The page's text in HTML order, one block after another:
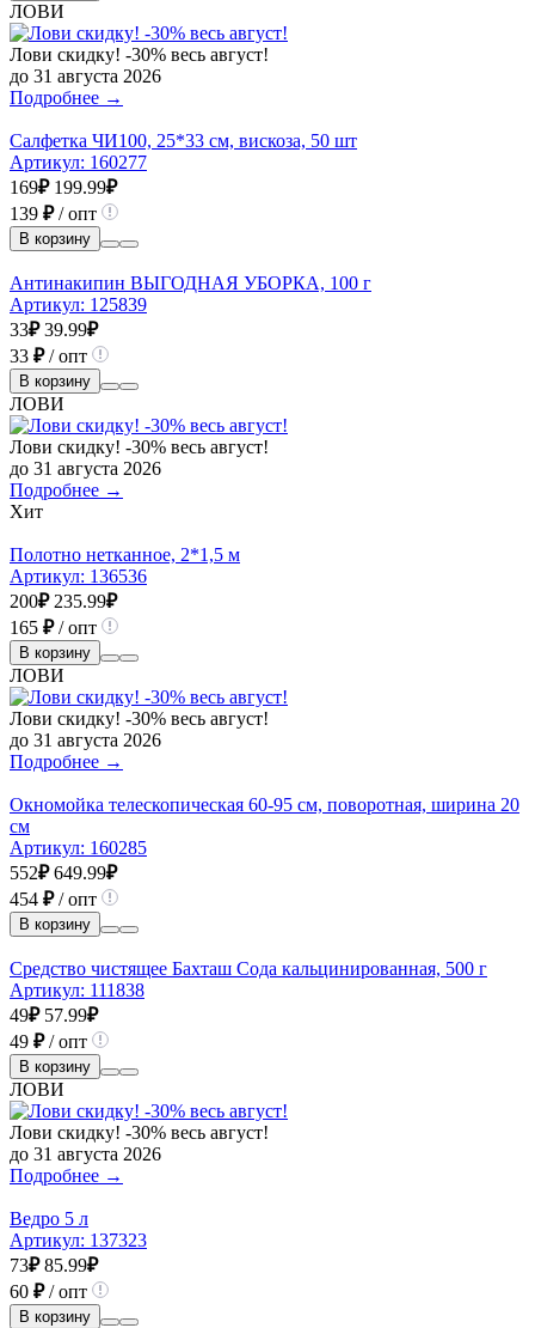
ЛОВИ
Лови скидку! -30% весь август!
до 31 августа 2026
Подробнее →
Салфетка ЧИ100, 25*33 см, вискоза, 50 шт
Артикул: 160277
169₽ 199.99₽
139 ₽/ опт
В корзину
Антинакипин ВЫГОДНАЯ УБОРКА, 100 г
Артикул: 125839
33₽ 39.99₽
33 ₽/ опт
В корзину
ЛОВИ
Лови скидку! -30% весь август!
до 31 августа 2026
Подробнее →
Хит
Полотно нетканное, 2*1,5 м
Артикул: 136536
200₽ 235.99₽
165 ₽/ опт
В корзину
ЛОВИ
Лови скидку! -30% весь август!
до 31 августа 2026
Подробнее →
Окномойка телескопическая 60-95 см, поворотная, ширина 20
см
Артикул: 160285
552₽ 649.99₽
454 ₽/ опт
В корзину
Средство чистящее Бахташ Сода кальцинированная, 500 г
Артикул: 111838
49₽ 57.99₽
49 ₽/ опт
В корзину
ЛОВИ
Лови скидку! -30% весь август!
до 31 августа 2026
Подробнее →
Ведро 5 л
Артикул: 137323
73₽ 85.99₽
60 ₽/ опт
В корзину